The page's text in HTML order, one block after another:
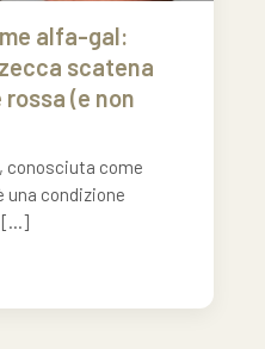
alfa-gal:
scatena
rossa (e non
conosciuta come
una condizione
[…]